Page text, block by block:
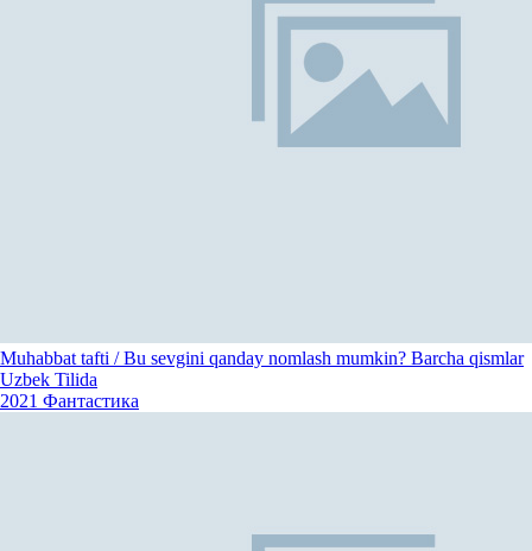
Muhabbat tafti / Bu sevgini qanday nomlash mumkin? Barcha qismlar
Uzbek Tilida
2021 Фантастика